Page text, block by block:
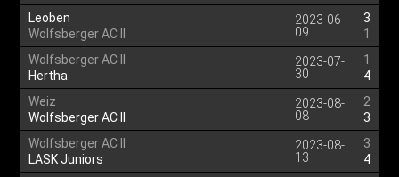
Leoben
Wolfsberger AC II
2023-06-
09
3
1
Wolfsberger AC II
Hertha
2023-07-
30
1
4
Weiz
Wolfsberger AC II
2023-08-
08
2
3
Wolfsberger AC II
LASK Juniors
2023-08-
13
3
4